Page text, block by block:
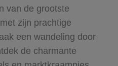
van de grootste
zijn prachtige
een wandeling door
de charmante